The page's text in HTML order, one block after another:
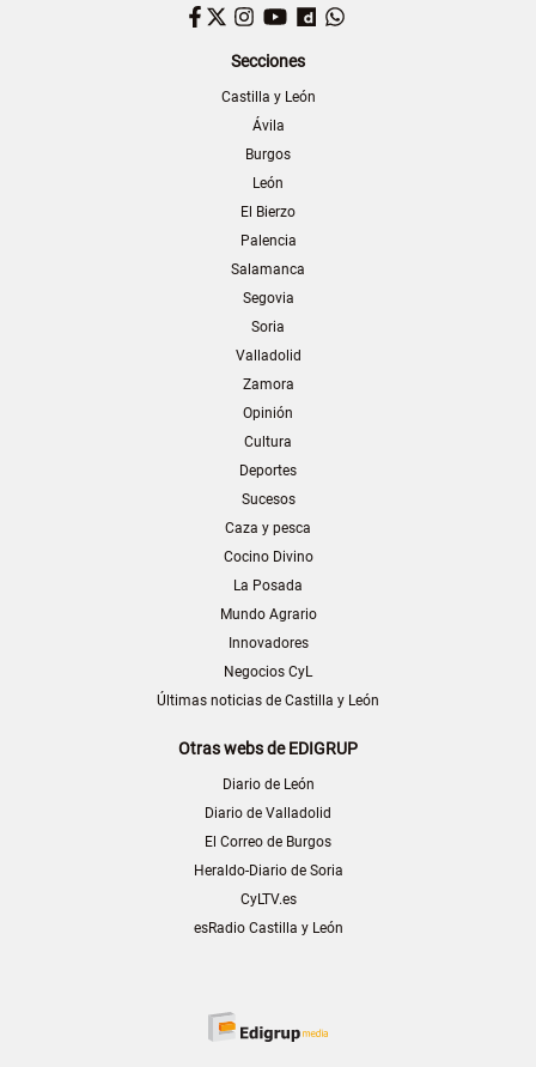
Facebook
TwitterInstagram
YouTubeDailymotion
Secciones
Castilla y León
Ávila
Burgos
León
El Bierzo
Palencia
Salamanca
Segovia
Soria
Valladolid
Zamora
Opinión
Cultura
Deportes
Sucesos
Caza y pesca
Cocino Divino
La Posada
Mundo Agrario
Innovadores
Negocios CyL
Últimas noticias de Castilla y León
Otras webs de EDIGRUP
Diario de León
Diario de Valladolid
El Correo de Burgos
Heraldo-Diario de Soria
CyLTV.es
esRadio Castilla y León